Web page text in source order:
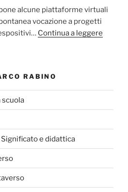
alcune piattaforme virtuali
vocazione a progetti
Continua a leggere
RABINO
scuola
Significato e didattica